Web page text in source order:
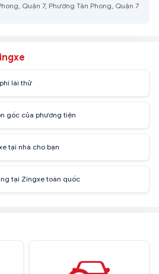
Quận 7, Phường Tân Phong, Quận 7
lái thử
gốc của phương tiện
tại nhà cho bạn
tại Zingxe toàn quốc